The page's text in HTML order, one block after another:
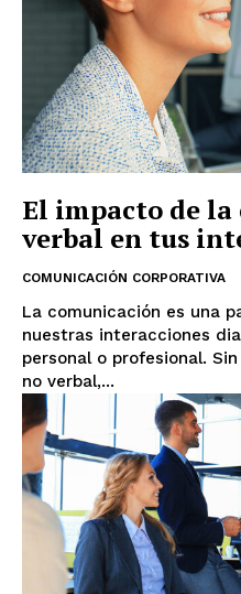
El impacto de
verbal en tus
COMUNICACIÓN CORPORATIVA
La comunicación es una
nuestras interacciones
personal o profesional.
no verbal,...